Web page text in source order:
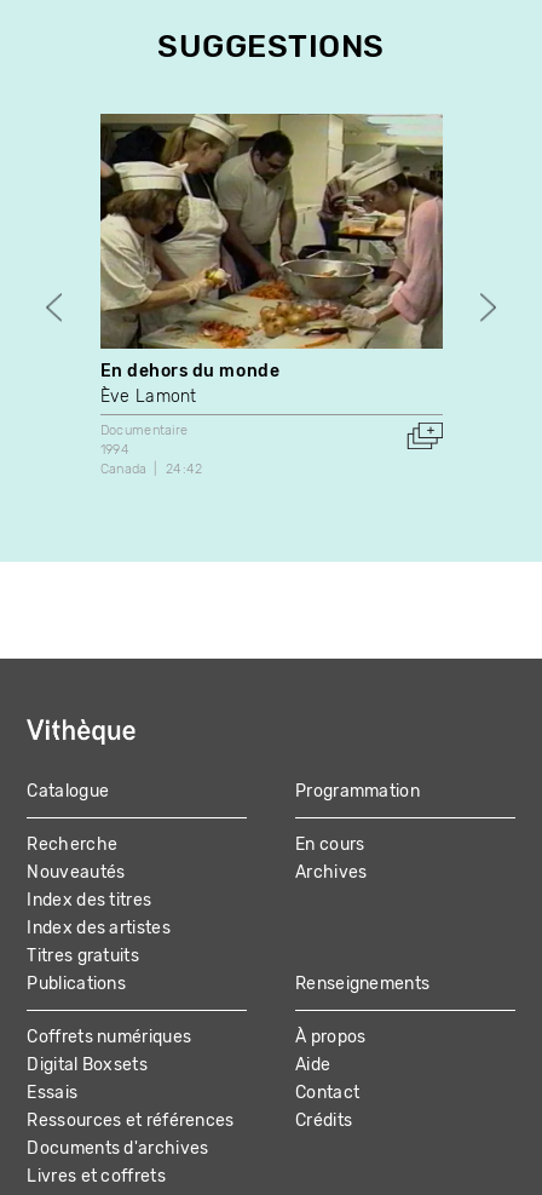
SUGGESTIONS
En dehors du monde
Ève Lamont
Documentaire
1994
Canada
24:42
MAIN
NAVIGATION
Catalogue
Recherche
Nouveautés
Index des titres
Index des artistes
Titres gratuits
Programmation
En cours
Archives
Publications
Coffrets numériques
Digital Boxsets
Essais
Ressources et références
Documents d'archives
Livres et coffrets
Renseignements
À propos
Aide
Contact
Crédits